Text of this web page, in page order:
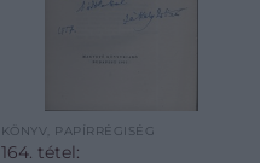
KÖNYV, PAPÍRRÉGISÉG
164. tétel: